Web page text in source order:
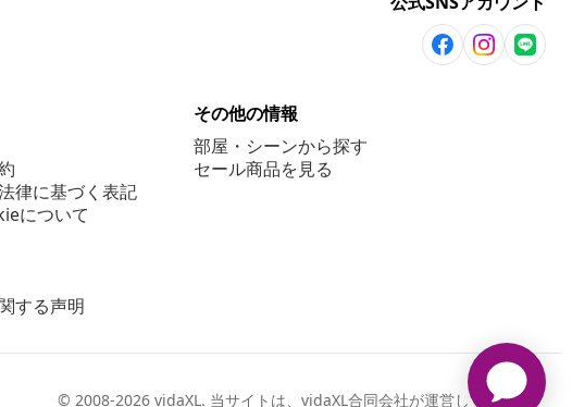
律に基づく表記
について
する声明
その他の情報
部屋・シーンから探す
セール商品を見る
© 2008-2026 vidaXL. 当サイトは、vidaXL合同会社が運営しています。